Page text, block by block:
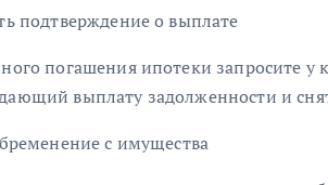
подтверждение о выплате
погашения ипотеки запросите
выплату задолженности и
с имущества